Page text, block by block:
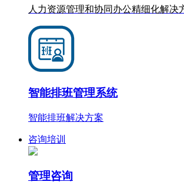
人力资源管理和协同办公精细化解决
智能排班管理系统
智能排班解决方案
咨询培训
管理咨询